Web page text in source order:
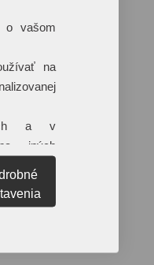
o vašom
na
a v
iných